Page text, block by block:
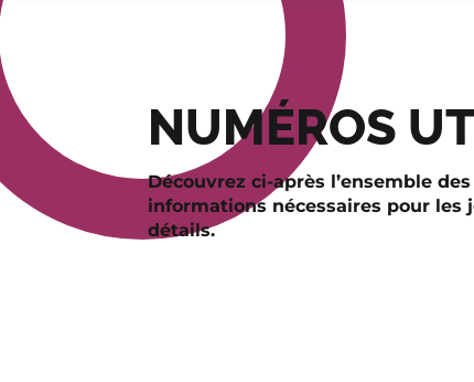
NUMÉROS
Découvrez ci-après l’ensemble
informations nécessaires pour les
détails.